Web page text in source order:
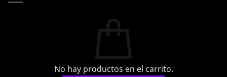
No hay productos en el carrito.